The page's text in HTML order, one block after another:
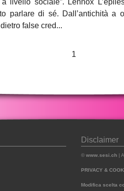
a livello sociale”. Lennox
parlare di sé. Dall’antichità
false cred...
1
Disclaimer
© www.sesi.ch |
PRIVACY &
Modifica scelta